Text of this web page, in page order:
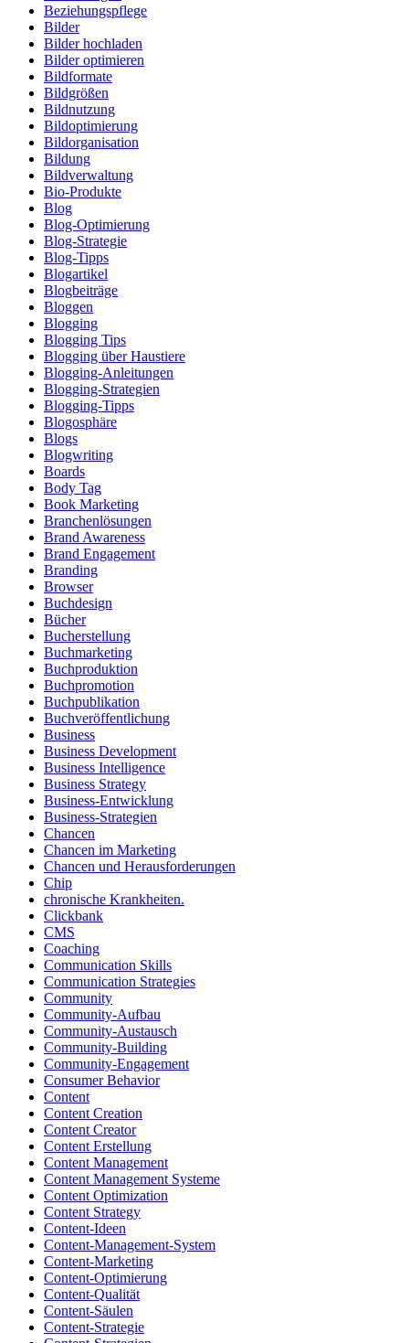
Beziehungspflege
Bilder
Bilder hochladen
Bilder optimieren
Bildformate
Bildgrößen
Bildnutzung
Bildoptimierung
Bildorganisation
Bildung
Bildverwaltung
Bio-Produkte
Blog
Blog-Optimierung
Blog-Strategie
Blog-Tipps
Blogartikel
Blogbeiträge
Bloggen
Blogging
Blogging Tips
Blogging über Haustiere
Blogging-Anleitungen
Blogging-Strategien
Blogging-Tipps
Blogosphäre
Blogs
Blogwriting
Boards
Body Tag
Book Marketing
Branchenlösungen
Brand Awareness
Brand Engagement
Branding
Browser
Buchdesign
Bücher
Bucherstellung
Buchmarketing
Buchproduktion
Buchpromotion
Buchpublikation
Buchveröffentlichung
Business
Business Development
Business Intelligence
Business Strategy
Business-Entwicklung
Business-Strategien
Chancen
Chancen im Marketing
Chancen und Herausforderungen
Chip
chronische Krankheiten.
Clickbank
CMS
Coaching
Communication Skills
Communication Strategies
Community
Community-Aufbau
Community-Austausch
Community-Building
Community-Engagement
Consumer Behavior
Content
Content Creation
Content Creator
Content Erstellung
Content Management
Content Management Systeme
Content Optimization
Content Strategy
Content-Ideen
Content-Management-System
Content-Marketing
Content-Optimierung
Content-Qualität
Content-Säulen
Content-Strategie